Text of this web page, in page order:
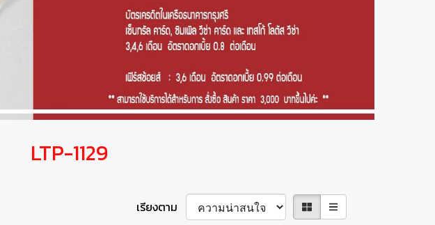
LTP-1129
เรียงตาม